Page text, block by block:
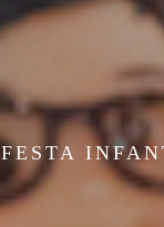
FESTA